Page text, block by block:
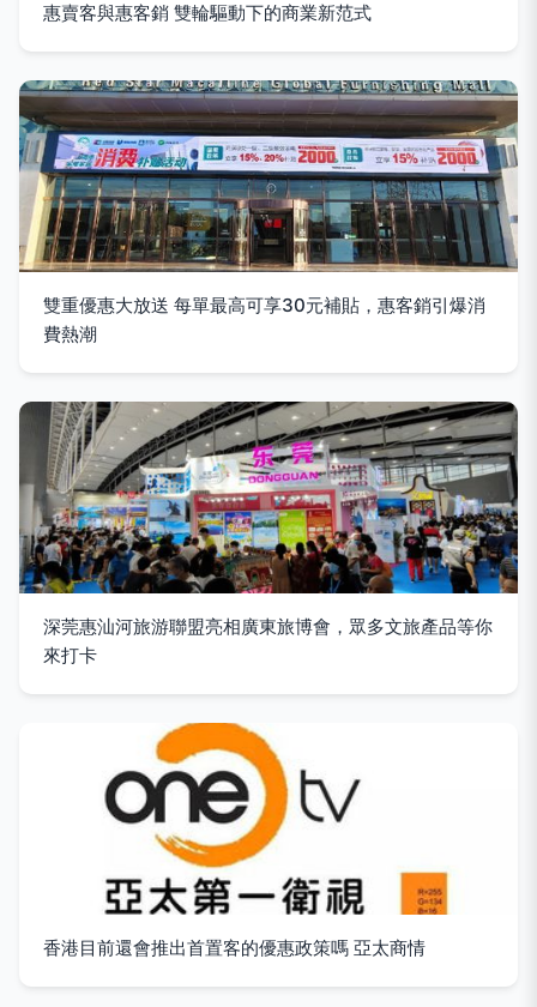
惠賣客與惠客銷 雙輪驅動下的商業新范式
雙重優惠大放送 每單最高可享30元補貼，惠客銷引爆消
費熱潮
深莞惠汕河旅游聯盟亮相廣東旅博會，眾多文旅產品等你
來打卡
香港目前還會推出首置客的優惠政策嗎 亞太商情